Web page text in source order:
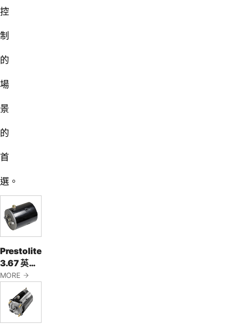
控
制
的
場
景
的
首
選。
Prestolite
3.67 英吋
Light
Duty 馬達
MORE